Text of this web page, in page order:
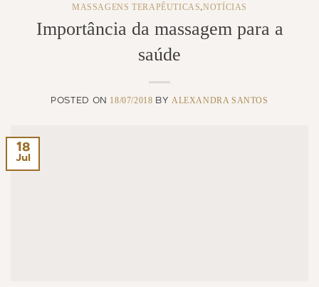
MASSAGENS TERAPÊUTICAS,NOTÍCIAS
Importância da massagem para a
saúde
POSTED ON 18/07/2018 BY ALEXANDRA SANTOS
18
Jul